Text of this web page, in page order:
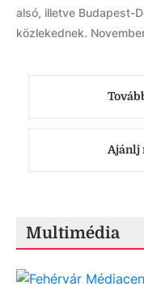
alsó, illetve Budapest-
közlekednek.
Ajánlj
Multimédia